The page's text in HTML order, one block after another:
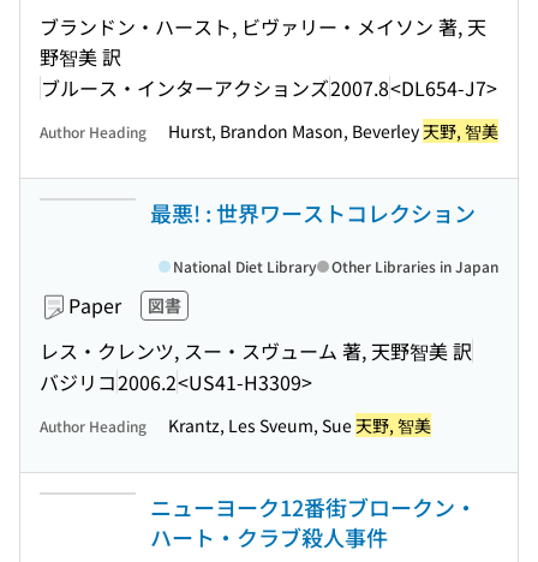
ブランドン・ハースト, ビヴァリー・メイソン 著, 天
野智美 訳
ブルース・インターアクションズ2007.8<DL654-J7>
Author Heading Hurst, Brandon Mason, Beverley天野, 智美
最悪! : 世界ワーストコレクション
Paper 図書
レス・クレンツ, スー・スヴューム 著, 天野智美 訳
バジリコ2006.2<US41-H3309>
National Diet Library Other Libraries in Japan
Author Heading Krantz, Les Sveum, Sue天野, 智美
ニューヨーク12番街ブロークン・
ハート・クラブ殺人事件